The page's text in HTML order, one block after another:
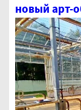
новый арт-